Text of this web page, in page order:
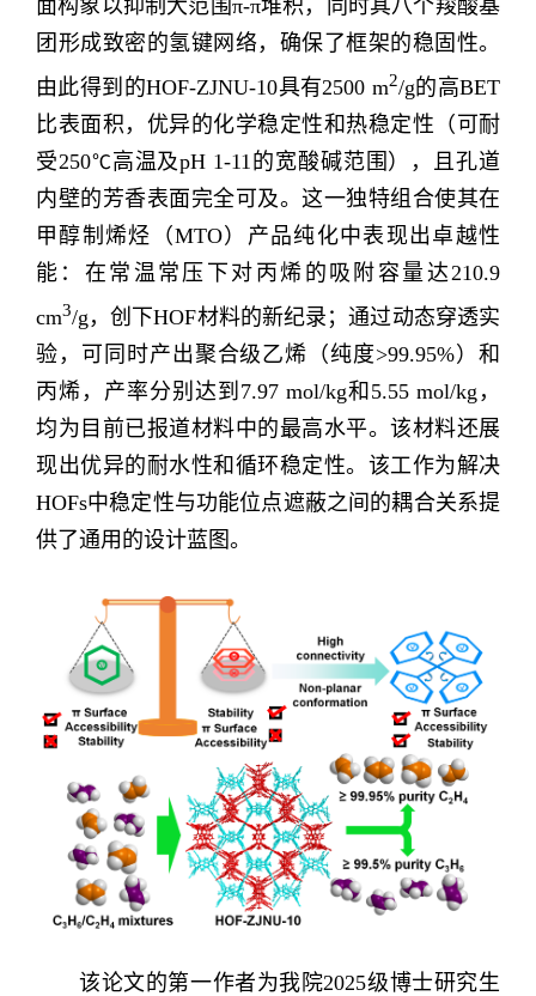
面构象以抑制大范围π-π堆积，同时其八个羧酸基
团形成致密的氢键网络，确保了框架的稳固性。
由此得到的HOF-ZJNU-10具有2500 m2/g的高BET
比表面积，优异的化学稳定性和热稳定性（可耐
受250℃高温及pH 1-11 的宽酸碱范围），且孔道
内壁的芳香表面完全可及。这一独特组合使其在
甲醇制烯烃（MTO）产品纯化中表现出卓越性
能：在常温常压下对丙烯的吸附容量达 210.9
cm3/g ，创下HOF材料的新纪录；通过动态穿透实
验，可同时产出聚合级乙烯（纯度>99.95%）和
丙烯，产率分别达到 7.97 mol/kg和 5.55 mol/kg ，
均为目前已报道材料中的最高水平。该材料还展
现出优异的耐水性和循环稳定性。该工作为解决
HOFs中稳定性与功能位点遮蔽之间的耦合关系提
供了通用的设计蓝图。
该论文的第一作者为我院2025级博士研究生